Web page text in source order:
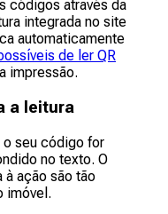
códigos através da
integrada no site
automaticamente
de ler QR
impressão.
a leitura
o seu código for
no texto. O
à ação são tão
imóvel.